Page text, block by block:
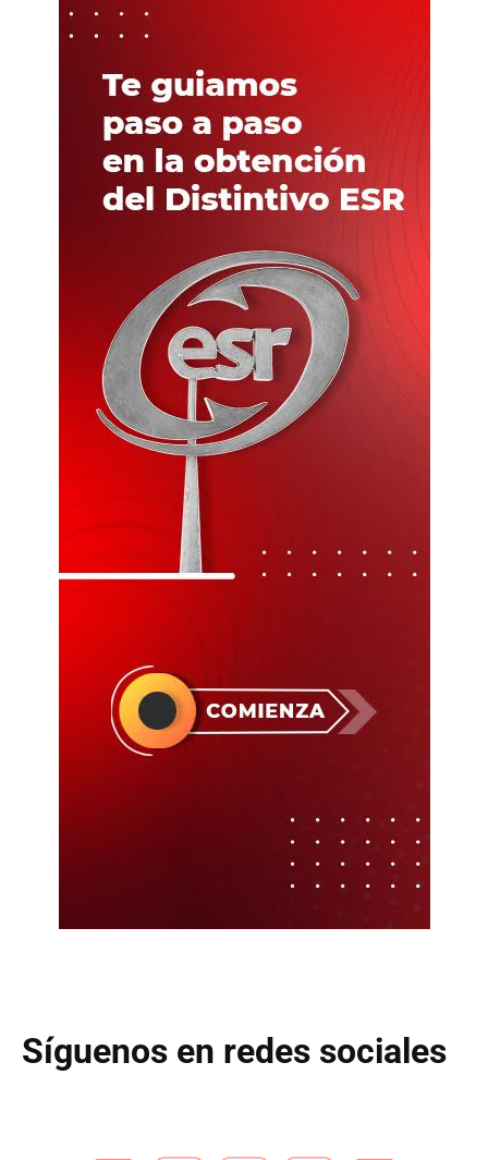
Síguenos en redes sociales